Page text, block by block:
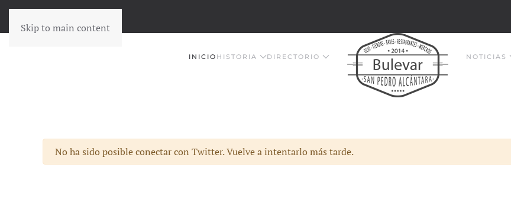
Skip to main content
INICIO HISTORIA DIRECTORIO NOTICIAS
Advertencia
No ha sido posible conectar con Twitter. Vuelve a intentarlo más tarde.